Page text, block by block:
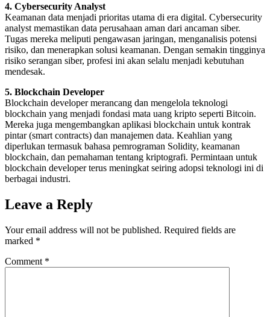
4. Cybersecurity Analyst
Keamanan data menjadi prioritas utama di era digital. Cybersecurity
analyst memastikan data perusahaan aman dari ancaman siber.
Tugas mereka meliputi pengawasan jaringan, menganalisis potensi
risiko, dan menerapkan solusi keamanan. Dengan semakin tingginya
risiko serangan siber, profesi ini akan selalu menjadi kebutuhan
mendesak.
5. Blockchain Developer
Blockchain developer merancang dan mengelola teknologi
blockchain yang menjadi fondasi mata uang kripto seperti Bitcoin.
Mereka juga mengembangkan aplikasi blockchain untuk kontrak
pintar (smart contracts) dan manajemen data. Keahlian yang
diperlukan termasuk bahasa pemrograman Solidity, keamanan
blockchain, dan pemahaman tentang kriptografi. Permintaan untuk
blockchain developer terus meningkat seiring adopsi teknologi ini di
berbagai industri.
Leave a Reply
Your email address will not be published. Required fields are
marked *
Comment *